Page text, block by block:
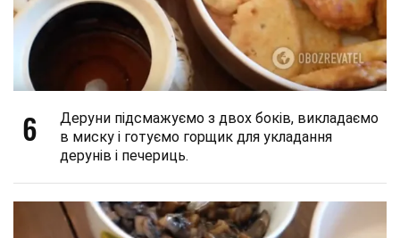
6
Деруни підсмажуємо з двох боків, викладаємо
в миску і готуємо горщик для укладання
дерунів і печериць.